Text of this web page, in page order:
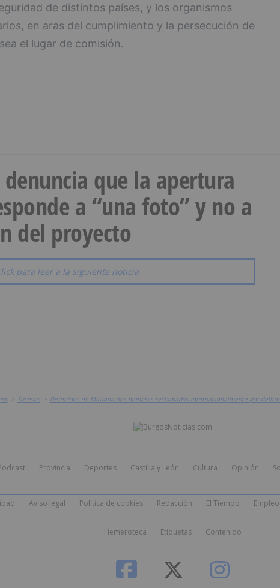
de distintos países, y los organismos
en aras del cumplimiento y la persecución de
el lugar de comisión.
denuncia que la apertura
a “una foto” y no a
del proyecto
para leer a la siguiente noticia
> Sucesos > Detenidos en Miranda dos hombres reclamados internacionalmente por
Provincia Deportes Castilla y León Cultura Opinión
Aviso legal Política de cookies Redacción El Tiempo Empleo
Hemeroteca Etiquetas Contenido